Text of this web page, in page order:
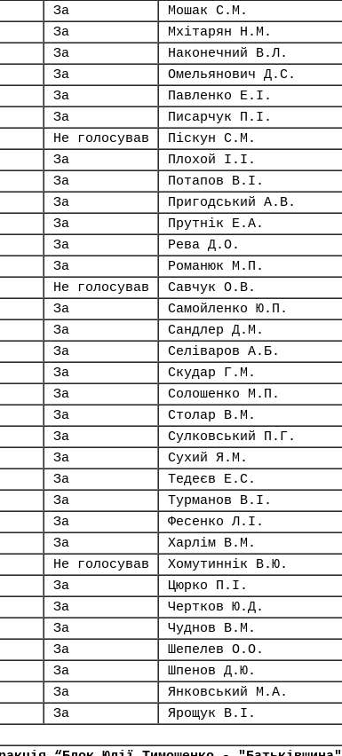
За Мошак С.М.
За Мхітарян Н.М.
За Наконечний В.Л.
За Омельянович Д.С.
За Павленко Е.І.
За Писарчук П.І.
Не голосував Піскун С.М.
За Плохой І.І.
За Потапов В.І.
За Пригодський А.В.
За Прутнік Е.А.
За Рева Д.О.
За Романюк М.П.
Не голосував Савчук О.В.
За Самойленко Ю.П.
За Сандлер Д.М.
За Селіваров А.Б.
За Скудар Г.М.
За Солошенко М.П.
За Столар В.М.
За Сулковський П.Г.
За Сухий Я.М.
За Тедеєв Е.С.
За Турманов В.І.
За Фесенко Л.І.
За Харлім В.М.
Не голосував Хомутиннік В.Ю.
За Цюрко П.І.
За Чертков Ю.Д.
За Чуднов В.М.
За Шепелев О.О.
За Шпенов Д.Ю.
За Янковський М.А.
За Ярощук В.І.